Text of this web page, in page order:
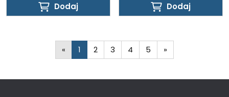
Dodaj
Dodaj
Dodaj
Dodaj
« 1 2 3 4 5 »